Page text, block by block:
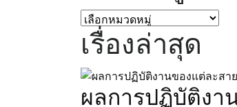
หมวด
หมู่
เรื่องล่าสุด
ผลการปฏิบัติงา